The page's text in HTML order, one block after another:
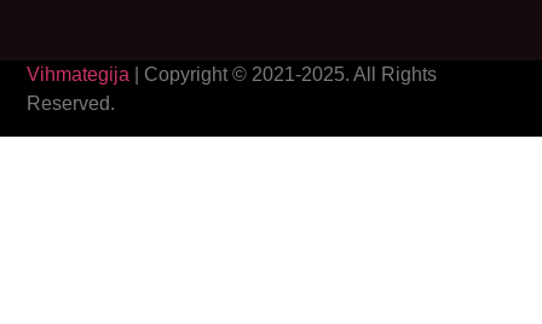
Vihmategija | Copyright © 2021-2025. All Rights
Reserved.